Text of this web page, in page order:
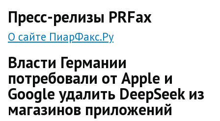
Пресс-релизы PRFax
О сайте ПиарФакс.Ру
Власти Германии
потребовали от Apple и
Google удалить DeepSeek из
магазинов приложений